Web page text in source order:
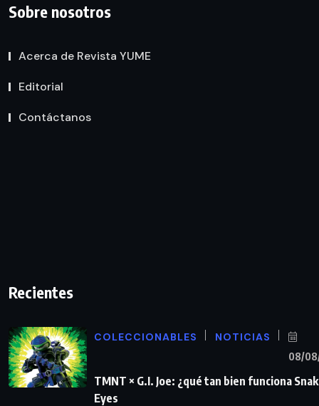
Sobre nosotros
Acerca de Revista YUME
Editorial
Contáctanos
Recientes
COLECCIONABLES NOTICIAS
08/
TMNT × G.I. Joe: ¿qué tan bien funciona
Eyes